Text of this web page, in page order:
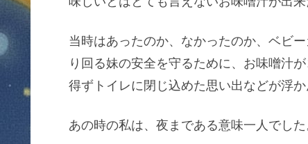
当時はあったのか、なかったのか、ベビ
り回る妹の安全を守るために、お味噌汁
得ずトイレに閉じ込めた思い出などが浮か
あの時の私は、夜まである意味一人でした